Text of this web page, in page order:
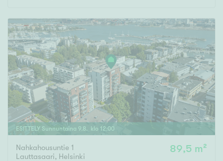
ESITTELY Sunnuntaina 9.8. klo 12:00
Nahkahousuntie 1
Lauttasaari, Helsinki
89,5 m²